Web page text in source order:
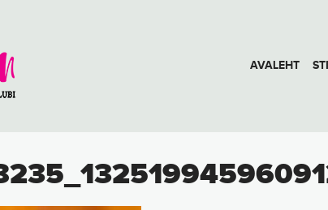
AVALEHT